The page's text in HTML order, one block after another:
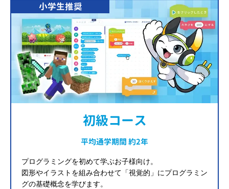
小学生推奨
初級コース
平均通学期間 約2年
プログラミングを初めて学ぶお子様向け。
図形やイラストを組み合わせて「視覚的」にプログラミン
グの基礎概念を学びます。